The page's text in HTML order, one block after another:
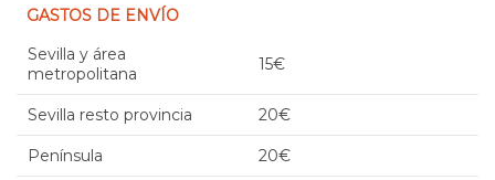
GASTOS DE ENVÍO
Sevilla y área
metropolitana
15€
Sevilla resto provincia 20€
Península 20€